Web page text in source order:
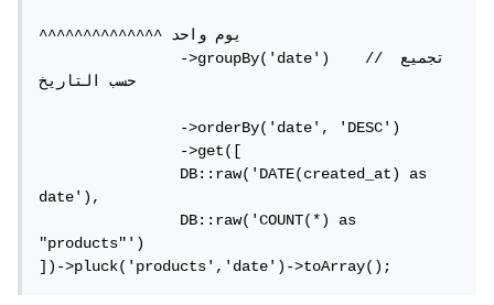
^^^^^^^^^^^^^^ يوم واحد
                ->groupBy('date')    // تجميع
حسب التاريخ
                ->orderBy('date', 'DESC')
                ->get([
                DB::raw('DATE(created_at) as
date'),
                DB::raw('COUNT(*) as
"products"')
])->pluck('products','date')->toArray();